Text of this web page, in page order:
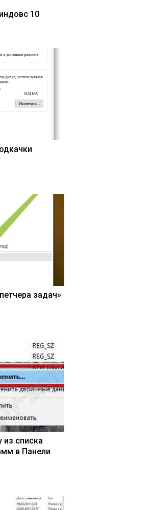
10
задач»
из списка
в Панели